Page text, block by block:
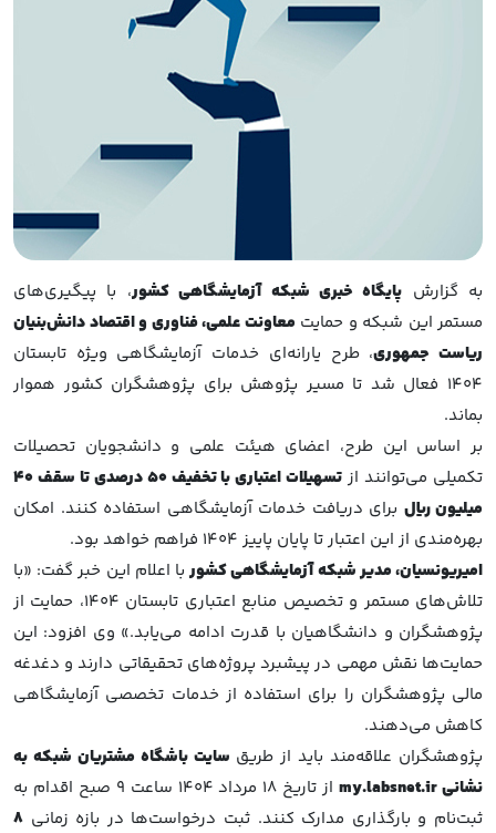
به گزارش پایگاه خبری شبکه آزمایشگاهی کشور، با پیگیری‌های
مستمر این شبکه و حمایت معاونت علمی، فناوری و اقتصاد دانش‌بنیان
ریاست جمهوری، طرح یارانه‌ای خدمات آزمایشگاهی ویژه تابستان
۱۴۰۴ فعال شد تا مسیر پژوهش برای پژوهشگران کشور هموار
بماند.
بر اساس این طرح، اعضای هیئت علمی و دانشجویان تحصیلات
تکمیلی می‌توانند از
تسهیلات اعتباری با تخفیف ۵۰ درصدی تا سقف ۴۰
میلیون ریال برای دریافت خدمات آزمایشگاهی استفاده کنند. امکان
بهره‌مندی از این اعتبار تا پایان پاییز ۱۴۰۴ فراهم خواهد بود.
امیریونسیان، مدیر شبکه آزمایشگاهی کشوربا اعلام این خبر گفت: «با
تلاش‌های مستمر و تخصیص منابع اعتباری تابستان ۱۴۰۴، حمایت از
پژوهشگران و دانشگاهیان با قدرت ادامه می‌یابد.» وی افزود: این
حمایت‌ها نقش مهمی در پیشبرد پروژه‌های تحقیقاتی دارند و دغدغه
مالی پژوهشگران را برای استفاده از خدمات تخصصی آزمایشگاهی
کاهش می‌دهند.
پژوهشگران علاقه‌مند باید از طریق سایت باشگاه مشتریان شبکه به
نشانی my.labsnet.ir
از تاریخ ۱۸ مرداد ۱۴۰۴ ساعت ۹ صبح اقدام به
ثبت‌نام و بارگذاری مدارک کنند. ثبت درخواست‌ها در بازه زمانی ۸